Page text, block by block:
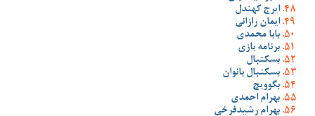
ایرج کهندل
ایمان رازانی
بابا محمدی
برنامه بازی
بسکتبال
بسکتبال بانوان
بگوویچ
بهرام احمدی
بهرام رشیدفرخی